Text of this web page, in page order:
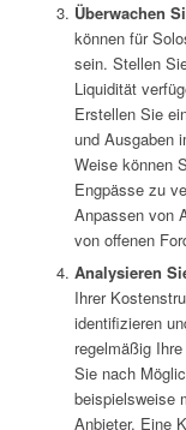
Überwachen
können für
sein. Stellen
Liquidität
Erstellen Sie
und Ausgaben
Weise können
Engpässe zu
Anpassen von
von offenen
Analysieren
Ihrer
identifizieren
regelmäßig
Sie nach
beispielsweise
Anbieter. Eine